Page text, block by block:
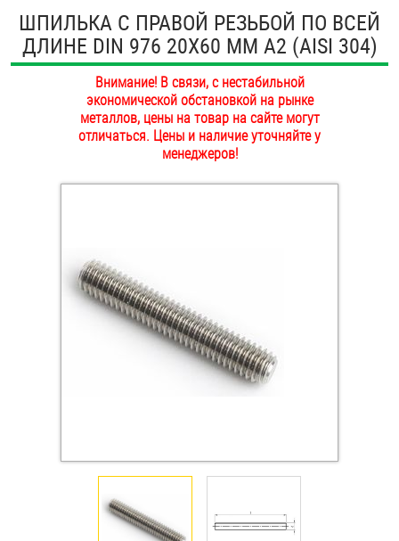
ОПТ
ПОКУПАТЕЛЯМ
ОПЛАТА И ДОСТАВКА
НАШИ МАГАЗИНЫ
Антивандальный крепёж, инструмент
Болты и винты
Втулки
Заклепки (Гайки-Заклепки)
Крюки, кольца с метрической резьбой
Крюки, кольца с шурупной резьбой
Оснастка и аксессуары для яхт
ШПИЛЬКА С ПРАВОЙ РЕЗЬБОЙ ПО ВСЕЙ
ДЛИНЕ DIN 976 20Х60 ММ А2 (AISI 304)
Внимание! В связи, с нестабильной
экономической обстановкой на рынке
металлов, цены на товар на сайте могут
отличаться. Цены и наличие уточняйте у
менеджеров!